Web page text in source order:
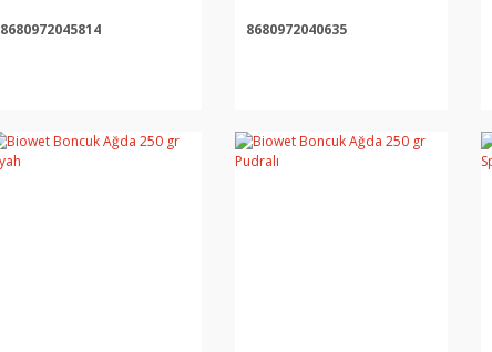
8680972045814 8680972040635